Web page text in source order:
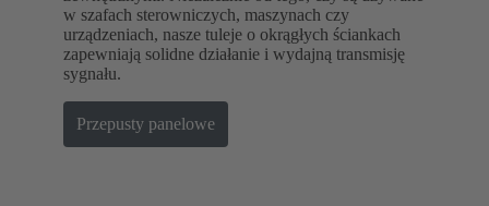
w szafach sterowniczych, maszynach czy
urządzeniach, nasze tuleje o okrągłych ściankach
zapewniają solidne działanie i wydajną transmisję
sygnału.
Przepusty panelowe